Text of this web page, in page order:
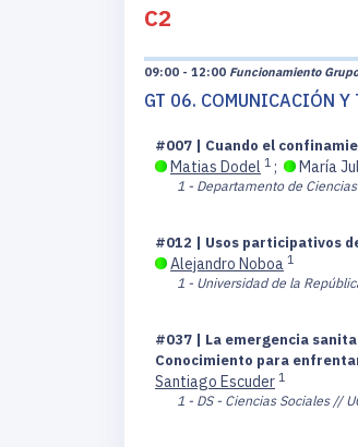
C2
09:00 - 12:00 Funcionamiento
GT 06. COMUNICACIÓN Y
#007 | Cuando el
Matias Dodel 1 ; María
1 - Departamento de
#012 | Usos participativos
Alejandro Noboa 1
1 - Universidad de la
#037 | La emergencia
Conocimiento para
Santiago Escuder 1
1 - DS - Ciencias Sociales //